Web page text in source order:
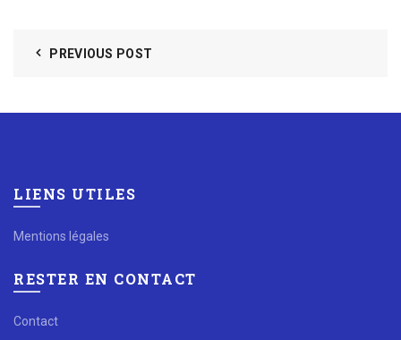
PREVIOUS POST
LIENS UTILES
Mentions légales
RESTER EN CONTACT
Contact